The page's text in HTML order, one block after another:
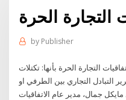
التجارة الحرة
by Publisher
التجارة الحرة بأنها: تكتلات
التبادل التجاري بين الطرفي او
جمال، مدير عام الاتفاقيات